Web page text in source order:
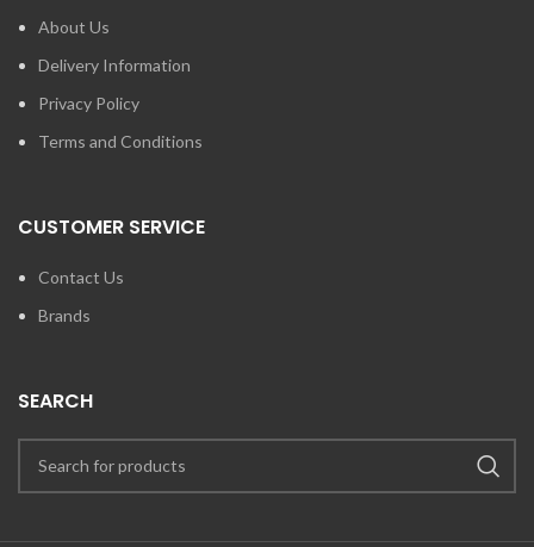
About Us
Delivery Information
Privacy Policy
Terms and Conditions
CUSTOMER SERVICE
Contact Us
Brands
SEARCH